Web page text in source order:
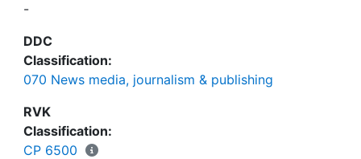
-
DDC
Classification:
070 News media, journalism & publishing
RVK
Classification:
CP 6500